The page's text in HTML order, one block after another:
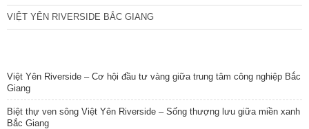
VIỆT YÊN RIVERSIDE BẮC GIANG
Việt Yên Riverside – Cơ hội đầu tư vàng giữa trung tâm công nghiệp Bắc
Giang
Biệt thự ven sông Việt Yên Riverside – Sống thượng lưu giữa miền xanh
Bắc Giang